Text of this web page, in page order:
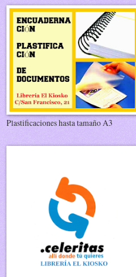
Plastificaciones hasta tamaño A3